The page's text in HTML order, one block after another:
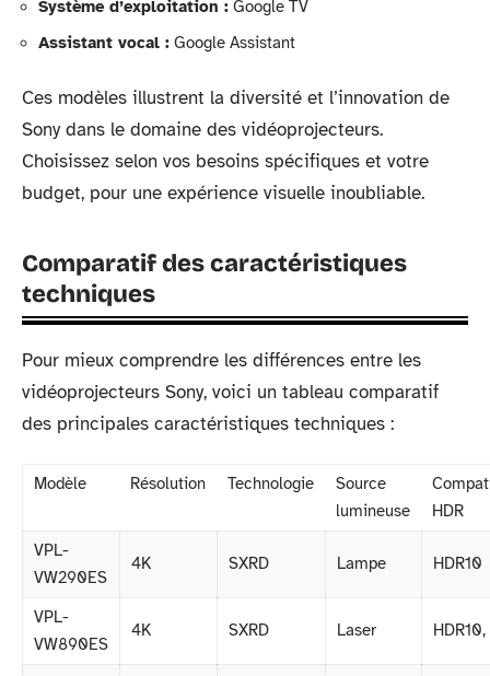
Système d’exploitation : Google TV
Assistant vocal : Google Assistant
Ces modèles illustrent la diversité et l’innovation de
Sony dans le domaine des vidéoprojecteurs.
Choisissez selon vos besoins spécifiques et votre
budget, pour une expérience visuelle inoubliable.
Comparatif des caractéristiques
techniques
Pour mieux comprendre les différences entre les
vidéoprojecteurs Sony, voici un tableau comparatif
des principales caractéristiques techniques :
Modèle Résolution Technologie
Source
lumineuse
HDR
VPL-
VW290ES
4K SXRD Lampe HDR10
VPL-
VW890ES
4K SXRD Laser